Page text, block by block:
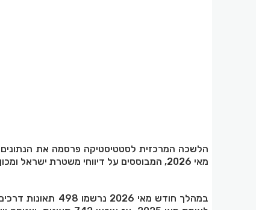
הלשכה המרכזית לסטטיסטיקה פרסמה את
מאי 2026, המבוססים על דיווחי משטרת ישראל ומכון גרטנר.